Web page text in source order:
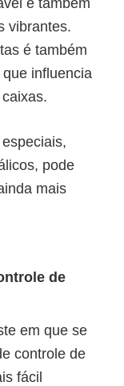
e também
vibrantes.
é também
influencia
pode
mais
de
em que se
controle de
fácil